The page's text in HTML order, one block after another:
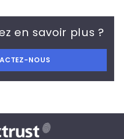
en savoir plus ?
NOUS